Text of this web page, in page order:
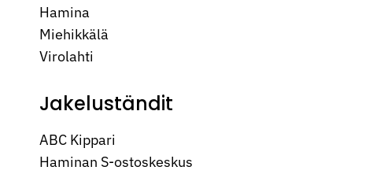
Hamina
Miehikkälä
Virolahti
Jakeluständit
ABC Kippari
Haminan S-ostoskeskus